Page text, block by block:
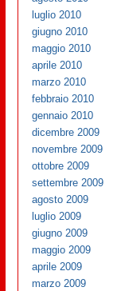
luglio 2010
giugno 2010
maggio 2010
aprile 2010
marzo 2010
febbraio 2010
gennaio 2010
dicembre 2009
novembre 2009
ottobre 2009
settembre 2009
agosto 2009
luglio 2009
giugno 2009
maggio 2009
aprile 2009
marzo 2009